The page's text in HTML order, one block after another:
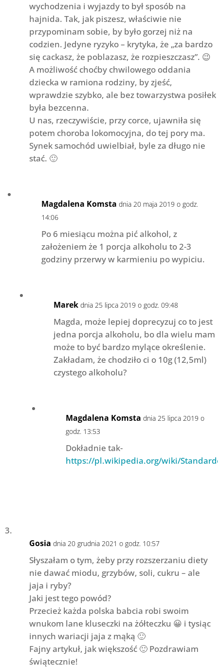
wychodzenia i wyjazdy to był sposób na
hajnida. Tak, jak piszesz, właściwie nie
przypominam sobie, by było gorzej niż na
codzien. Jedyne ryzyko – krytyka, że „za bardzo
się cackasz, że poblazasz, że rozpieszczasz”. 😉
A możliwość choćby chwilowego oddania
dziecka w ramiona rodziny, by zjeść,
wprawdzie szybko, ale bez towarzystwa posiłek
była bezcenna.
U nas, rzeczywiście, przy corce, ujawniła się
potem choroba lokomocyjna, do tej pory ma.
Synek samochód uwielbiał, byle za długo nie
stać. 🙂
Magdalena Komsta dnia 20 maja 2019 o godz.
14:06
Po 6 miesiącu można pić alkohol, z
założeniem że 1 porcja alkoholu to 2-3
godziny przerwy w karmieniu po wypiciu.
Marek dnia 25 lipca 2019 o godz. 09:48
Magda, może lepiej doprecyzuj co to jest
jedna porcja alkoholu, bo dla wielu mam
może to być bardzo mylące określenie.
Zakładam, że chodziło ci o 10g (12,5ml)
czystego alkoholu?
Magdalena Komsta dnia 25 lipca 2019 o
godz. 13:53
Dokładnie tak-
https://pl.wikipedia.org/wiki/
Gosia dnia 20 grudnia 2021 o godz. 10:57
Słyszałam o tym, żeby przy rozszerzaniu diety
nie dawać miodu, grzybów, soli, cukru – ale
jaja i ryby?
Jaki jest tego powód?
Przecież każda polska babcia robi swoim
wnukom lane kluseczki na żółteczku 😀 i tysiąc
innych wariacji jaja z mąką 🙂
Fajny artykuł, jak większość 🙂 Pozdrawiam
świątecznie!